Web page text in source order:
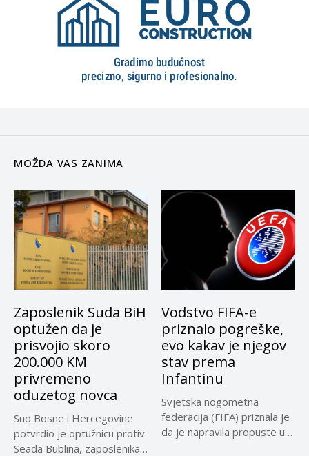
MOŽDA VAS ZANIMA
Zaposlenik Suda BiH
optužen da je
prisvojio skoro
200.000 KM
privremeno
oduzetog novca
Sud Bosne i Hercegovine
potvrdio je optužnicu protiv
Seada Bublina, zaposlenika
Vodstvo FIFA-e
priznalo pogreške,
evo kakav je njegov
stav prema
Infantinu
Svjetska nogometna
federacija (FIFA) priznala je
da je napravila propuste u